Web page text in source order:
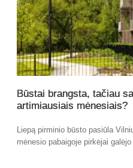
Būstai brangsta, tačiau
artimiausiais mėnesiais?
Liepą pirminio būsto pasiūla
mėnesio pabaigoje pirkėjai